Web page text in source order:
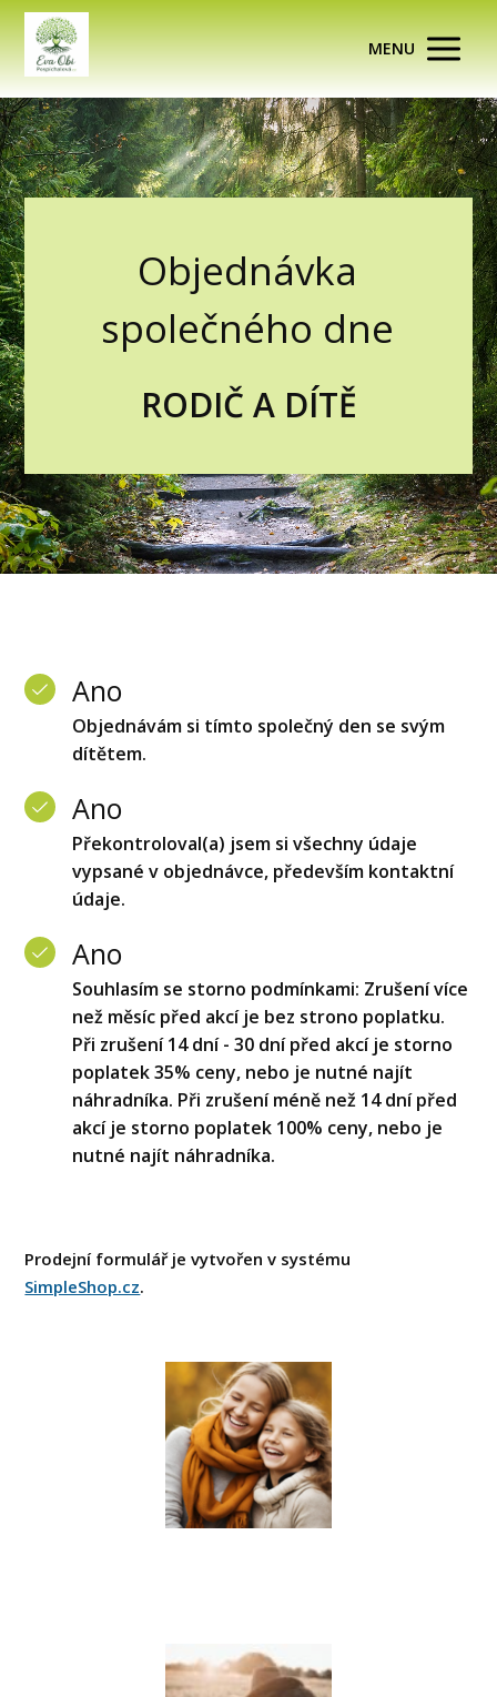
MENU
Objednávka
společného dne
RODIČ A DÍTĚ
Ano
Objednávám si tímto společný den se svým
dítětem.
Ano
Překontroloval(a) jsem si všechny údaje
vypsané v objednávce, především kontaktní
údaje.
Ano
Souhlasím se storno podmínkami: Zrušení více
než měsíc před akcí je bez strono poplatku.
Při zrušení 14 dní - 30 dní před akcí je storno
poplatek 35% ceny, nebo je nutné najít
náhradníka. Při zrušení méně než 14 dní před
akcí je storno poplatek 100% ceny, nebo je
nutné najít náhradníka.
Prodejní formulář je vytvořen v systému
SimpleShop.cz.